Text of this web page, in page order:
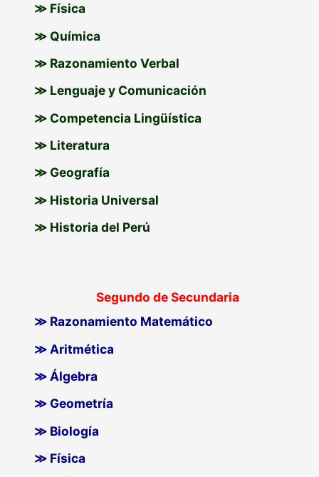
≫ Física
≫ Química
≫ Razonamiento Verbal
≫ Lenguaje y Comunicación
≫ Competencia Lingüística
≫ Literatura
≫ Geografía
≫ Historia Universal
≫ Historia del Perú
Segundo de Secundaria
≫ Razonamiento Matemático
≫ Aritmética
≫ Álgebra
≫ Geometría
≫ Biología
≫ Física